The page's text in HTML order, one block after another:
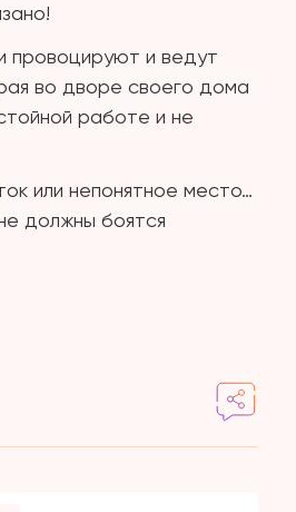
провоцируют и ведут
во дворе своего дома
работе и не
или непонятное место…
должны боятся